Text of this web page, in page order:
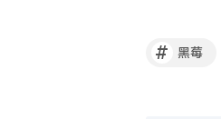
# 黑莓